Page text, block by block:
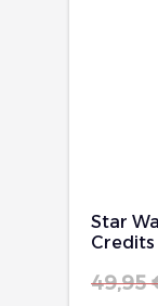
Star
Credits
49,95